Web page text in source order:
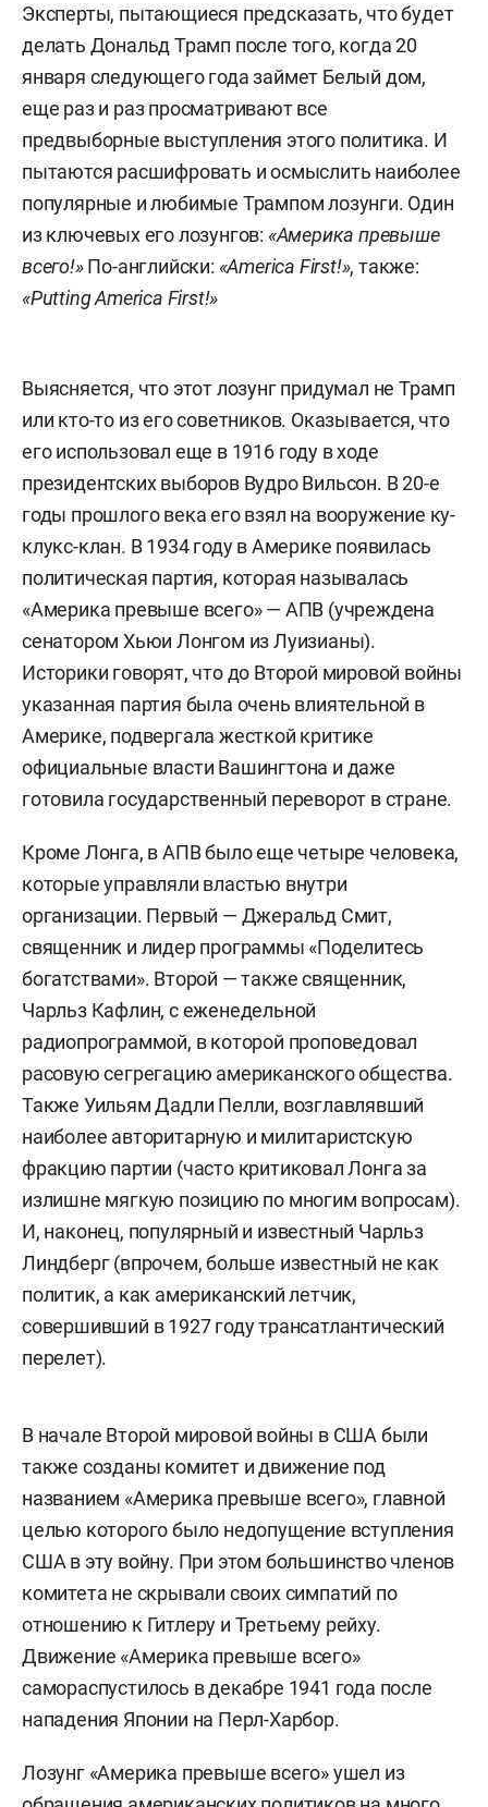
Эксперты, пытающиеся предсказать, что будет
делать Дональд Трамп после того, когда 20
января следующего года займет Белый дом,
еще раз и раз просматривают все
предвыборные выступления этого политика. И
пытаются расшифровать и осмыслить наиболее
популярные и любимые Трампом лозунги. Один
из ключевых его лозунгов: «Америка превыше
всего!»По-английски: «America First!», также:
«Putting America First!»
Выясняется, что этот лозунг придумал не Трамп
или кто-то из его советников. Оказывается, что
его использовал еще в 1916 году в ходе
президентских выборов Вудро Вильсон. В 20-е
годы прошлого века его взял на вооружение ку-
клукс-клан. В 1934 году в Америке появилась
политическая партия, которая называлась
«Америка превыше всего» — АПВ (учреждена
сенатором Хьюи Лонгом из Луизианы).
Историки говорят, что до Второй мировой войны
указанная партия была очень влиятельной в
Америке, подвергала жесткой критике
официальные власти Вашингтона и даже
готовила государственный переворот в стране.
Кроме Лонга, в АПВ было еще четыре человека,
которые управляли властью внутри
организации. Первый — Джеральд Смит,
священник и лидер программы «Поделитесь
богатствами». Второй — также священник,
Чарльз Кафлин, с еженедельной
радиопрограммой, в которой проповедовал
расовую сегрегацию американского общества.
Также Уильям Дадли Пелли, возглавлявший
наиболее авторитарную и милитаристскую
фракцию партии (часто критиковал Лонга за
излишне мягкую позицию по многим вопросам).
И, наконец, популярный и известный Чарльз
Линдберг (впрочем, больше известный не как
политик, а как американский летчик,
совершивший в 1927 году трансатлантический
перелет).
В начале Второй мировой войны в США были
также созданы комитет и движение под
названием «Америка превыше всего», главной
целью которого было недопущение вступления
США в эту войну. При этом большинство членов
комитета не скрывали своих симпатий по
отношению к Гитлеру и Третьему рейху.
Движение «Америка превыше всего»
самораспустилось в декабре 1941 года после
нападения Японии на Перл-Харбор.
Лозунг «Америка превыше всего» ушел из